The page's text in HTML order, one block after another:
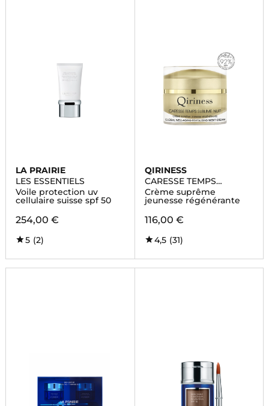
LA PRAIRIE
LES ESSENTIELS
Voile protection uv
cellulaire suisse spf 50
254,00 €
5 (2)
QIRINESS
CARESSE TEMPS
SUBLIME NUIT
Crème suprême
jeunesse régénérante
116,00 €
4,5 (31)